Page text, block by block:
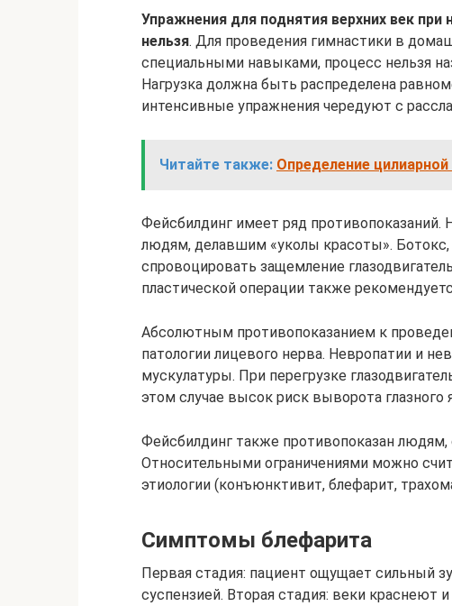
Упражнения для поднятия верхних век
нельзя. Для проведения гимнастики в
специальными навыками, процесс нельзя
Нагрузка должна быть распределена
интенсивные упражнения чередуют с
Читайте также: Определение
Фейсбилдинг имеет ряд противопоказаний.
людям, делавшим «уколы красоты».
спровоцировать защемление
пластической операции также
Абсолютным противопоказанием к
патологии лицевого нерва. Невропатии и
мускулатуры. При перегрузке
этом случае высок риск выворота глазного
Фейсбилдинг также противопоказан
Относительными ограничениями можно
этиологии (конъюнктивит, блефарит,
Симптомы блефарита
Первая стадия: пациент ощущает сильный
суспензией. Вторая стадия: веки краснеют